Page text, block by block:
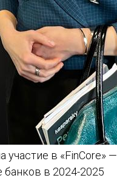
в «FinCore» —
в 2024-2025